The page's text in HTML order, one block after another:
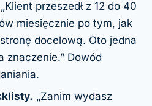
„Klient przeszedł z 12 do 40
miesięcznie po tym, jak
docelową. Oto jedna
znaczenie.” Dowód
„Zanim wydasz